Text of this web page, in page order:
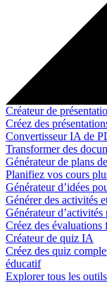
Créateur de
Créez des
Convertisseur IA de
Transformer des
Générateur de plans
Planifiez vos cours
Générateur d’idées
Générer des activités
Générateur
Créez des
Créateur de quiz IA
Créez des quiz
éducatif
Explorer tous les